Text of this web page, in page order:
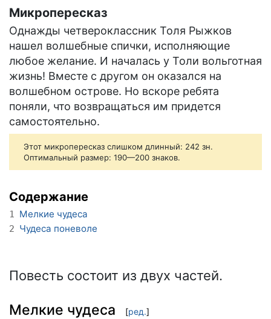
Микропересказ
Однажды четвероклассник Толя Рыжков
нашел волшебные спички, исполняющие
любое желание. И началась у Толи вольготная
жизнь! Вместе с другом он оказался на
волшебном острове. Но вскоре ребята
поняли, что возвращаться им придется
самостоятельно.
Этот микропересказ слишком длинный: 242 зн.
Оптимальный размер: 190—200 знаков.
Содержание
1 Мелкие чудеса
2 Чудеса поневоле
Повесть состоит из двух частей.
Мелкие чудеса [ред.]